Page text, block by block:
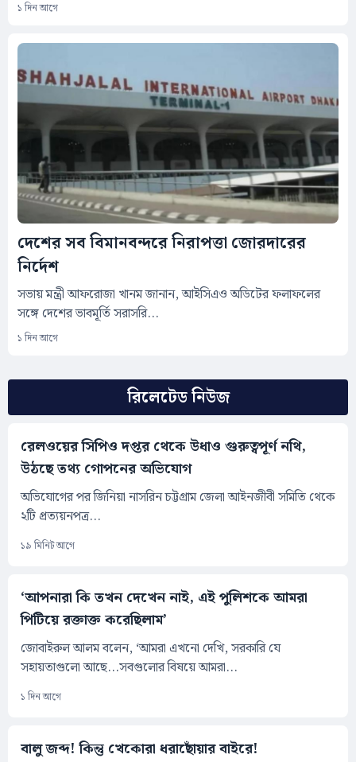
রিলেটেড নিউজ
রেলওয়ের সিপিও দপ্তর থেকে উধাও গুরুত্বপূর্ণ নথি,
উঠছে তথ্য গোপনের অভিযোগ
অভিযোগের পর জিনিয়া নাসরিন চট্টগ্রাম জেলা আইনজীবী সমিতি থেকে
২টি প্রত্যয়নপত্র...
১৯ মিনিট আগে
‘আপনারা কি তখন দেখেন নাই, এই পুলিশকে আমরা
পিটিয়ে রক্তাক্ত করেছিলাম’
জোবাইরুল আলম বলেন, ‘আমরা এখনো দেখি, সরকারি যে
সহায়তাগুলো আছে...সবগুলোর বিষয়ে আমরা...
১ দিন আগে
বালু জব্দ! কিন্তু খেকোরা ধরাছোঁয়ার বাইরে!
১ দিন আগে
দেশের সব বিমানবন্দরে নিরাপত্তা জোরদারের
নির্দেশ
সভায় মন্ত্রী আফরোজা খানম জানান, আইসিএও অডিটের ফলাফলের
সঙ্গে দেশের ভাবমূর্তি সরাসরি...
১ দিন আগে